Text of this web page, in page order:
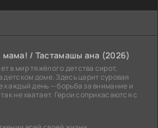
мама! / Тастамашы ана (2026)
в мир тяжёлого детства сирот,
детском доме. Здесь царит суровая
каждый день — борьба за внимание и
не хватает. Герои соприкасаются с